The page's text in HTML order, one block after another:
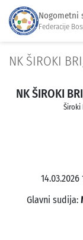
Nogometni
Federacije
NK ŠIROKI
NK ŠIROKI
Široki
Glavni sudija: